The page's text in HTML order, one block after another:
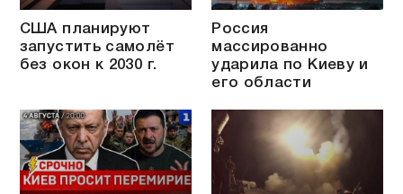
США планируют
запустить самолёт
без окон к 2030 г.
Россия
массированно
ударила по Киеву и
его области